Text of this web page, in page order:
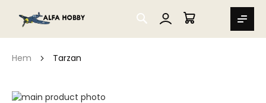
SEARCH
MIN VARUKORG
Hem Tarzan
Hoppa